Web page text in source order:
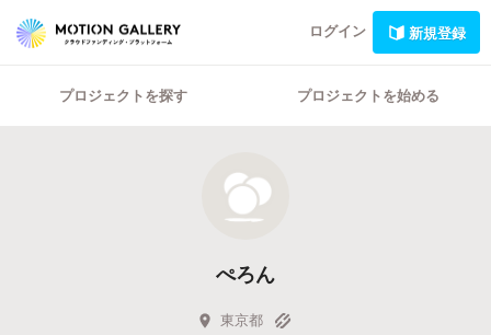
ログイン 新規登録
プロジェクトを探す プロジェクトを始める
ぺろん
東京都